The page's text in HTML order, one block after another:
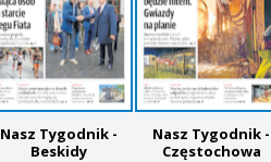
Nasz Tygodnik -
Beskidy
Nasz Tygodnik -
Częstochowa